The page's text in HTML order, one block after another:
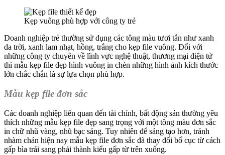
Kẹp vuông phù hợp với công ty trẻ
Doanh nghiệp trẻ thường sử dụng các tông màu tươi tắn như xanh
da trời, xanh lam nhạt, hồng, trắng cho kẹp file vuông. Đối với
những công ty chuyên về lĩnh vực nghệ thuật, thương mại điện tử
thì mẫu kẹp file đẹp hình vuông in chèn những hình ảnh kích thước
lớn chắc chắn là sự lựa chọn phù hợp.
Mẫu kẹp file đơn sắc
Các doanh nghiệp liên quan đến tài chính, bất động sản thường yêu
thích những mẫu kẹp file đẹp sang trọng với một tông màu đơn sắc
in chữ nhũ vàng, nhũ bạc sáng. Tuy nhiên để sáng tạo hơn, tránh
nhàm chán hiện nay mẫu kẹp file đơn sắc đã thay đổi bố cục từ cách
gấp bìa trái sang phải thành kiểu gấp từ trên xuống.